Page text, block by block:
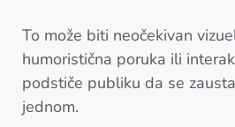
To može biti neočekivan
humoristična poruka ili
podstiče publiku da se
jednom.